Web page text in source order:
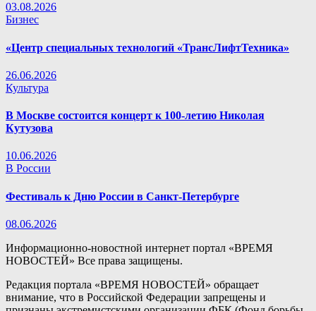
03.08.2026
Бизнес
«Центр специальных технологий «ТрансЛифтТехника»
26.06.2026
Культура
В Москве состоится концерт к 100-летию Николая
Кутузова
10.06.2026
В России
Фестиваль к Дню России в Санкт-Петербурге
08.06.2026
Информационно-новостной интернет портал «ВРЕМЯ
НОВОСТЕЙ» Все права защищены.
Редакция портала «ВРЕМЯ НОВОСТЕЙ» обращает
внимание, что в Российской Федерации запрещены и